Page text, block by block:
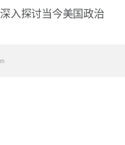
深入探讨当今美国政治